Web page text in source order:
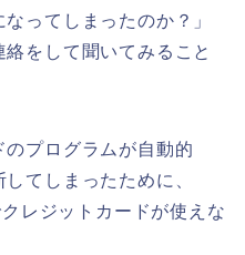
ってしまったのか？」
をして聞いてみること
プログラムが自動的
てしまったために、
レジットカードが使えな